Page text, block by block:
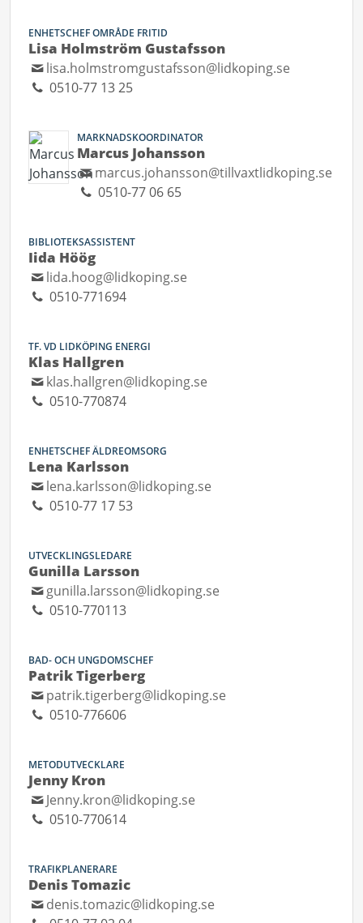
ENHETSCHEF OMRÅDE FRITID
Lisa Holmström Gustafsson
lisa.holmstromgustafsson@lidkoping.se
0510-77 13 25
MARKNADSKOORDINATOR
Marcus Johansson
marcus.johansson@tillvaxtlidkoping.se
0510-77 06 65
BIBLIOTEKSASSISTENT
Iida Höög
lida.hoog@lidkoping.se
0510-771694
TF. VD LIDKÖPING ENERGI
Klas Hallgren
klas.hallgren@lidkoping.se
0510-770874
ENHETSCHEF ÄLDREOMSORG
Lena Karlsson
lena.karlsson@lidkoping.se
0510-77 17 53
UTVECKLINGSLEDARE
Gunilla Larsson
gunilla.larsson@lidkoping.se
0510-770113
BAD- OCH UNGDOMSCHEF
Patrik Tigerberg
patrik.tigerberg@lidkoping.se
0510-776606
METODUTVECKLARE
Jenny Kron
Jenny.kron@lidkoping.se
0510-770614
TRAFIKPLANERARE
Denis Tomazic
denis.tomazic@lidkoping.se